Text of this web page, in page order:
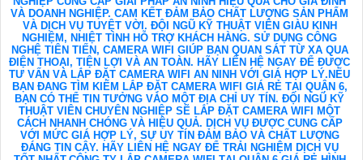
VÀ DOANH NGHIỆP. CAM KẾT ĐẢM BẢO CHẤT LƯỢNG SẢN PHẨM
VÀ DỊCH VỤ TUYỆT VỜI. ĐỘI NGŨ KỸ THUẬT VIÊN GIÀU KINH
NGHIỆM, NHIỆT TÌNH HỖ TRỢ KHÁCH HÀNG. SỬ DỤNG CÔNG
NGHỆ TIÊN TIẾN, CAMERA WIFI GIÚP BẠN QUAN SÁT TỪ XA QUA
ĐIỆN THOẠI, TIỆN LỢI VÀ AN TOÀN. HÃY LIÊN HỆ NGAY ĐỂ ĐƯỢC
TƯ VẤN VÀ LẮP ĐẶT CAMERA WIFI AN NINH VỚI GIÁ HỢP LÝ.NẾU
BẠN ĐANG TÌM KIẾM LẮP ĐẶT CAMERA WIFI GIÁ RẺ TẠI QUẬN 6,
BẠN CÓ THỂ TIN TƯỞNG VÀO MỘT ĐỊA CHỈ UY TÍN. ĐỘI NGŨ KỸ
THUẬT VIÊN CHUYÊN NGHIỆP SẼ LẮP ĐẶT CAMERA WIFI MỘT
CÁCH NHANH CHÓNG VÀ HIỆU QUẢ. DỊCH VỤ ĐƯỢC CUNG CẤP
VỚI MỨC GIÁ HỢP LÝ, SỰ UY TÍN ĐẢM BẢO VÀ CHẤT LƯỢNG
ĐÁNG TIN CẬY. HÃY LIÊN HỆ NGAY ĐỂ TRẢI NGHIỆM DỊCH VỤ